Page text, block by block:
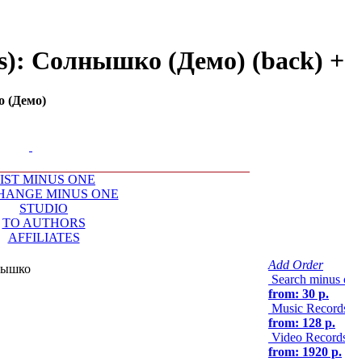
Солнышко (Демо) (back)
(Демо)
MINUS ONE
MINUS ONE
STUDIO
TO AUTHORS
AFFILIATES
Add Order
Search minus
from: 30 р.
Music
from: 128 р.
Video
from: 1920 р.